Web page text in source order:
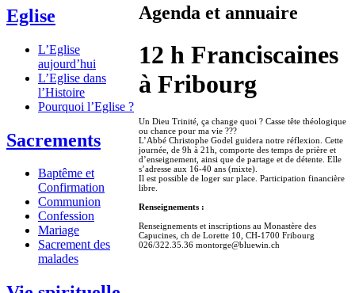
Eglise
L’Eglise
aujourd’hui
L’Eglise dans
l’Histoire
Pourquoi l’Eglise ?
Sacrements
Baptême et
Confirmation
Communion
Confession
Mariage
Sacrement des
malades
Agenda et annuaire
12 h Franciscaines
à Fribourg
Un Dieu Trinité, ça change quoi ? Casse tête théologique
ou chance pour ma vie ???
L’Abbé Christophe Godel guidera notre réflexion. Cette
journée, de 9h à 21h, comporte des temps de prière et
d’enseignement, ainsi que de partage et de détente. Elle
s’adresse aux 16-40 ans (mixte).
Il est possible de loger sur place. Participation financière
libre.
Renseignements :
Renseignements et inscriptions au Monastère des
Capucines, ch de Lorette 10, CH-1700 Fribourg
026/322.35.36 montorge@bluewin.ch